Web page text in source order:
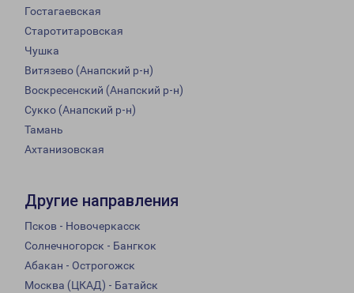
Гостагаевская
Старотитаровская
Чушка
Витязево (Анапский р-н)
Воскресенский (Анапский р-н)
Сукко (Анапский р-н)
Тамань
Ахтанизовская
Другие направления
Псков - Новочеркасск
Солнечногорск - Бангкок
Абакан - Острогожск
Москва (ЦКАД) - Батайск